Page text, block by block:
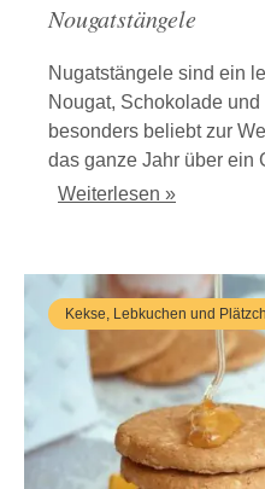
Nougatstängele
Nugatstängele sind ein
Nougat, Schokolade
besonders beliebt zur
das ganze Jahr über ein
Weiterlesen »
Kekse, Lebkuchen und